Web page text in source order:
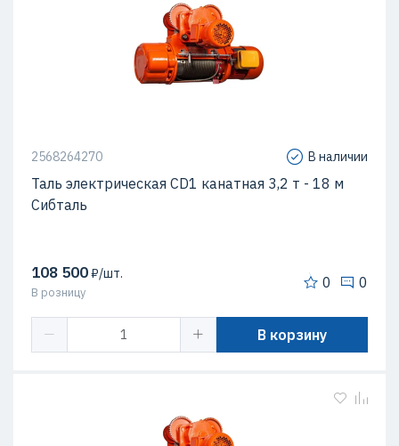
2568264270 В наличии
Таль электрическая CD1 канатная 3,2 т - 18 м
Сибталь
108 500₽/шт.
В розницу
0 0
В корзину